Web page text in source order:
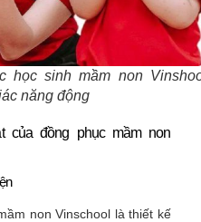
học sinh mầm non
năng động
của đồng phục mầm non
non Vinschool là thiết kế